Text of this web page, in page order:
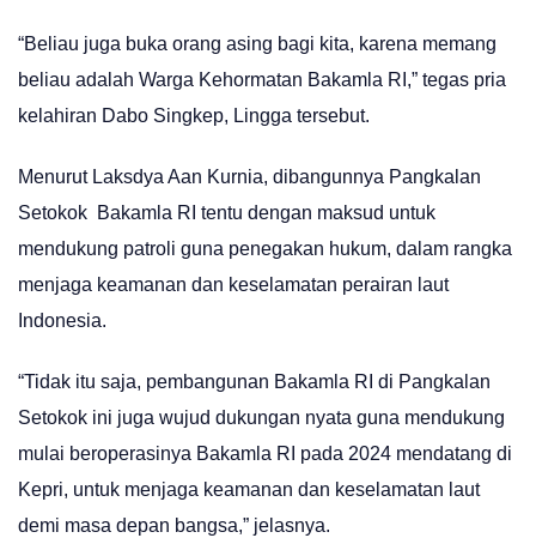
“Beliau juga buka orang asing bagi kita, karena memang
beliau adalah Warga Kehormatan Bakamla RI,” tegas pria
kelahiran Dabo Singkep, Lingga tersebut.
Menurut Laksdya Aan Kurnia, dibangunnya Pangkalan
Setokok Bakamla RI tentu dengan maksud untuk
mendukung patroli guna penegakan hukum, dalam rangka
menjaga keamanan dan keselamatan perairan laut
Indonesia.
“Tidak itu saja, pembangunan Bakamla RI di Pangkalan
Setokok ini juga wujud dukungan nyata guna mendukung
mulai beroperasinya Bakamla RI pada 2024 mendatang di
Kepri, untuk menjaga keamanan dan keselamatan laut
demi masa depan bangsa,” jelasnya.